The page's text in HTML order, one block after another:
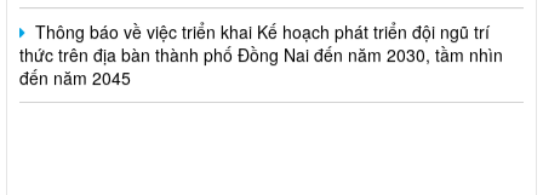
Thông báo về việc triển khai Kế hoạch phát triển đội ngũ trí
thức trên địa bàn thành phố Đồng Nai đến năm 2030, tầm nhìn
đến năm 2045